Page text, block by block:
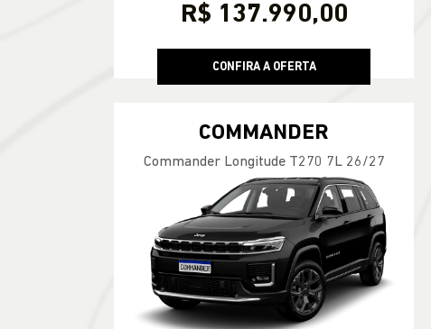
R$ 137.990,00
CONFIRA A OFERTA
COMMANDER
Commander Longitude T270 7L 26/27